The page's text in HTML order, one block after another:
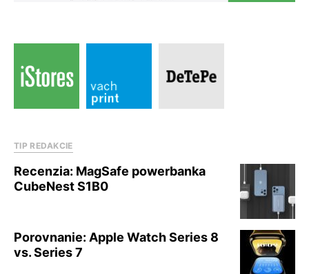
TIP REDAKCIE
Recenzia: MagSafe powerbanka
CubeNest S1B0
Porovnanie: Apple Watch Series 8
vs. Series 7